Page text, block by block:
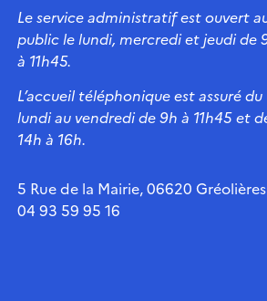
Le service administratif est ouvert
public le lundi, mercredi et jeudi de
à 11h45.
L’accueil téléphonique est assuré du
lundi au vendredi de 9h à 11h45 et
14h à 16h.
5 Rue de la Mairie, 06620 Gréolières
04 93 59 95 16